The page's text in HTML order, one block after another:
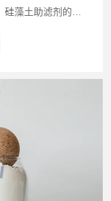
藻土助滤剂的独
。化工用硅藻土
的过滤介质，能